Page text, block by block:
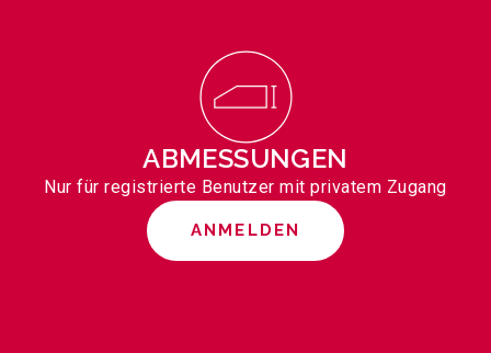
ABMESSUNGEN
Nur für registrierte Benutzer mit privatem Zugang
ANMELDEN